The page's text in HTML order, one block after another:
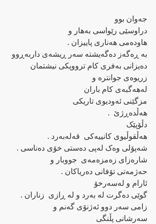
جه‌وان بوو
دراوسێی رێواسی به‌هار و
هاوده‌می هه‌ناری پاییزان .
به ‌ڕه‌گه‌ز ده‌گه‌یشته‌ سه‌ر ڕیشه‌ی داربه‌ڕوو
ده‌یزانی به‌فری کام ترووپکی نیشتمان
زریوه‌ی جوانتره‌ و
له‌هه‌گبه‌ی کام باران
مزگێنی ئه‌ودیوی تاریکی
هه‌ڵده‌ڕژێ‌  .
دڵۆپێک
هه‌ڵقوڵیوی کانییه‌کی  قه‌له‌به‌رد .
شه‌پۆلی وه‌ک ‌له‌پی ده‌ستی خۆی ده‌ناسی .
شاره‌زای زه‌مزه‌مه‌ی  جووبار و
حه‌ژمه‌تی تۆفانی ده‌ریاکان .
ئارام و له‌سه‌رخۆ
گوێی ده‌گرت له ‌به‌رد و له ‌ڕازی  زناران .
زامی سه‌ر دوو ئه‌ژنۆی گه‌نم و
سه‌رشانی پڵنگی